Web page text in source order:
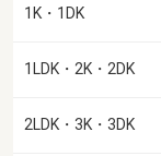
1K・1DK
1LDK・2K・2DK
2LDK・3K・3DK